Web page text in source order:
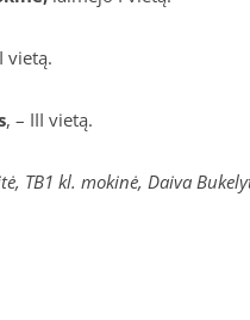
vietą.
, – III vietą.
TB1 kl. mokinė, Daiva